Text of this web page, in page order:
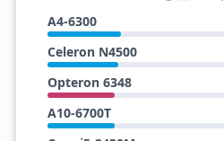
A4-6300
Celeron N4500
Opteron 6348
A10-6700T